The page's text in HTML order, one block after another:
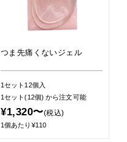
つま先痛くないジェル
1セット12個入
1セット(12個)から注文可能
¥1,320〜(税込)
1個あたり¥110